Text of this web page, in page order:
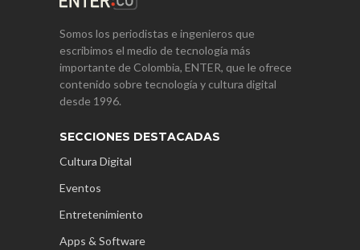
Somos los periodistas e ingenieros que
escribimos el medio de tecnología más
importante de Colombia, ENTER, que le ofrece
contenido sobre tecnología y cultura digital
desde 1996.
SECCIONES DESTACADAS
Cultura Digital
Eventos
Entretenimiento
Apps & Software